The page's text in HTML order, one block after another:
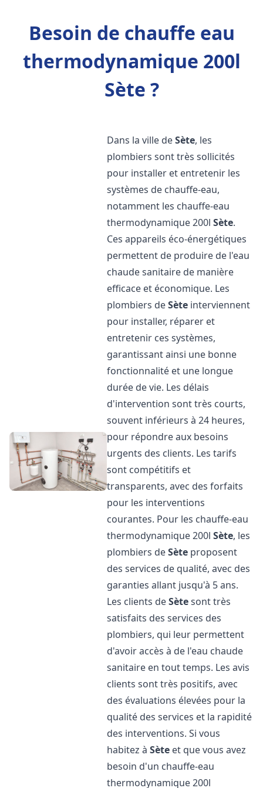
Besoin de chauffe eau
thermodynamique 200l
Sète ?
Dans la ville deSète, les
plombiers sont très sollicités
pour installer et entretenir les
systèmes de chauffe-eau,
notamment les chauffe-eau
thermodynamique 200lSète.
Ces appareils éco-énergétiques
permettent de produire de l'eau
chaude sanitaire de manière
efficace et économique. Les
plombiers deSète interviennent
pour installer, réparer et
entretenir ces systèmes,
garantissant ainsi une bonne
fonctionnalité et une longue
durée de vie. Les délais
d'intervention sont très courts,
souvent inférieurs à 24 heures,
pour répondre aux besoins
urgents des clients. Les tarifs
sont compétitifs et
transparents, avec des forfaits
pour les interventions
courantes. Pour les chauffe-eau
thermodynamique 200lSète, les
plombiers deSète proposent
des services de qualité, avec des
garanties allant jusqu'à 5 ans.
Les clients deSètesont très
satisfaits des services des
plombiers, qui leur permettent
d'avoir accès à de l'eau chaude
sanitaire en tout temps. Les avis
clients sont très positifs, avec
des évaluations élevées pour la
qualité des services et la rapidité
des interventions. Si vous
habitez àSète et que vous avez
besoin d'un chauffe-eau
thermodynamique 200l